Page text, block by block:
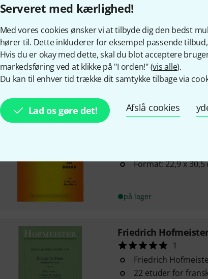
Serveret med kærlighed!
Med vores cookies ønsker vi at tilbyde dig den bedst
hører til. Dette inkluderer for eksempel passende
Hvis du er okay med dette, skal du blot acceptere
markedsføring ved at klikke på "I orden!" (vis alle).
Du kan til enhver tid trække dit samtykke tilbage via
Lad os gøre det! Afslå cookies
Editions Bim
76 øvelser for horn
Af Christian
Mellem
på lager
Format: 22,9 x 30,5
på lager
Friedrich
1
Friedrich
22 etuder for